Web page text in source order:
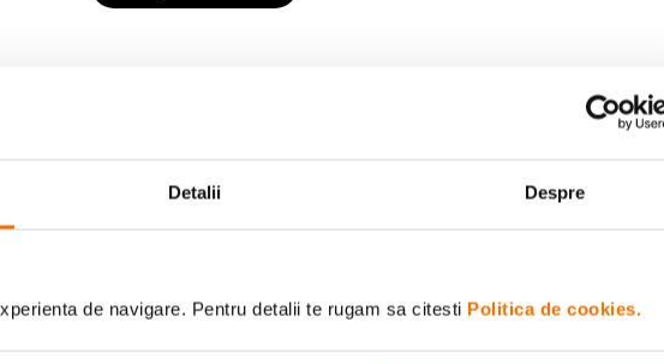
Detalii Despre
de navigare. Pentru detalii te rugam sa citesti Politica de cookies.